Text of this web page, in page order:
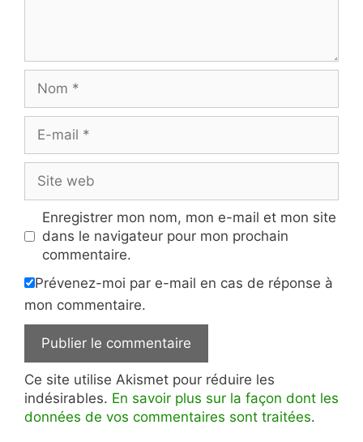
mail
web
Enregistrer mon nom, mon e-mail et mon site
dans le navigateur pour mon prochain
commentaire.
Prévenez-moi par e-mail en cas de réponse à
mon commentaire.
Ce site utilise Akismet pour réduire les
indésirables. En savoir plus sur la façon dont les
données de vos commentaires sont traitées.